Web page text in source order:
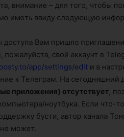
внимание – для того, чтобы
иметь ввиду следующую
доступа Вам пришло
пожалуйста, свой аккаунт в
app/settings/edit и в
к Телеграм. На сегодняшний
приложения) отсутствует,
ноутбука. Если что-
бусти, автор канала
может.